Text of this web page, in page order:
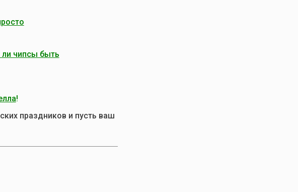
ли чипсы быть
!
праздников и пусть ваш